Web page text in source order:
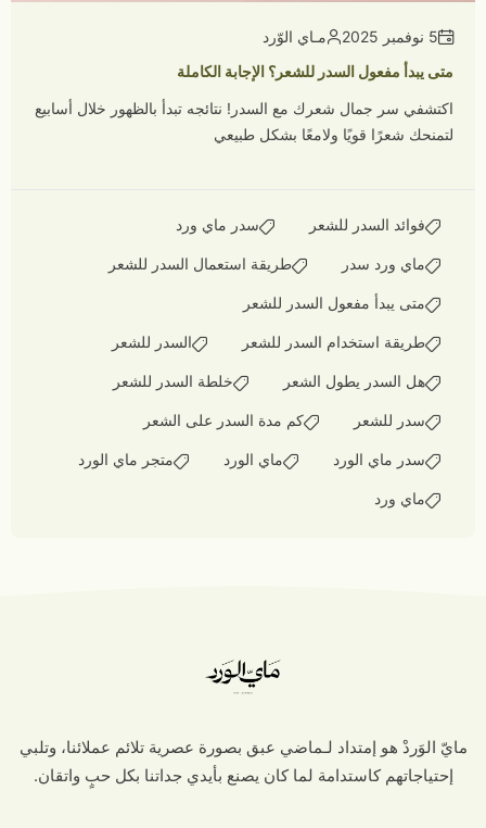
5 نوفمبر 2025
مـاي الوّرد
متى يبدأ مفعول السدر للشعر؟ الإجابة الكاملة
اكتشفي سر جمال شعرك مع السدر! نتائجه تبدأ بالظهور خلال أسابيع
لتمنحك شعرًا قويًا ولامعًا بشكل طبيعي
فوائد السدر للشعر سدر ماي ورد
ماي ورد سدر طريقة استعمال السدر للشعر
متى يبدأ مفعول السدر للشعر
طريقة استخدام السدر للشعر السدر للشعر
هل السدر يطول الشعر خلطة السدر للشعر
سدر للشعر كم مدة السدر على الشعر
سدر ماي الورد ماي الورد متجر ماي الورد
ماي ورد
مايّ الوَردْ هو إمتداد لـماضي عبق بصورة عصرية تلائم عملائنا، وتلبي
إحتياجاتهم كاستدامة لما كان يصنع بأيدي جداتنا بكل حبٍ واتقان.